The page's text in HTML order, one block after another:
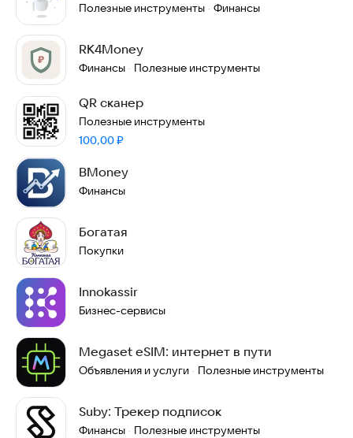
Полезные инструменты · Финансы
RK4Money
Финансы · Полезные инструменты
QR сканер
Полезные инструменты
Цена:
100,00₽
BMoney
Финансы
Богатая
Покупки
Innokassir
Бизнес-сервисы
Megaset eSIM: интернет в пути
Объявления и услуги · Полезные инструменты
Suby: Трекер подписок
Финансы · Полезные инструменты